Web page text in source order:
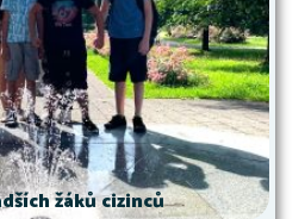
žáků cizinců